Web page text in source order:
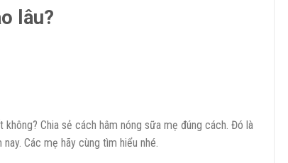
lâu?
Chia sẻ cách hâm nóng sữa mẹ đúng cách. Đó là
Các mẹ hãy cùng tìm hiểu nhé.